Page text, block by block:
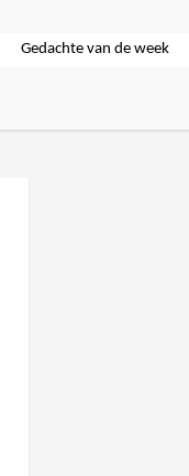
Gedachte van de week